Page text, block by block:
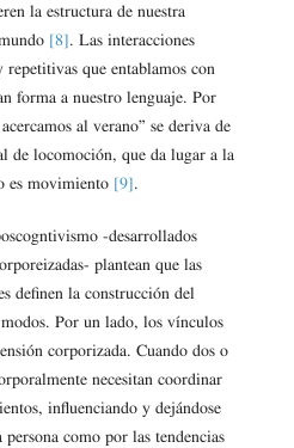
la estructura de nuestra
[8] . Las interacciones
repetitivas que entablamos con
forma a nuestro lenguaje. Por
al verano” se deriva de
de locomoción, que da lugar a la
es movimiento [9] .
-desarrollados
plantean que las
definen la construcción del
Por un lado, los vínculos
corporizada. Cuando dos o
necesitan coordinar
influenciando y dejándose
como por las tendencias